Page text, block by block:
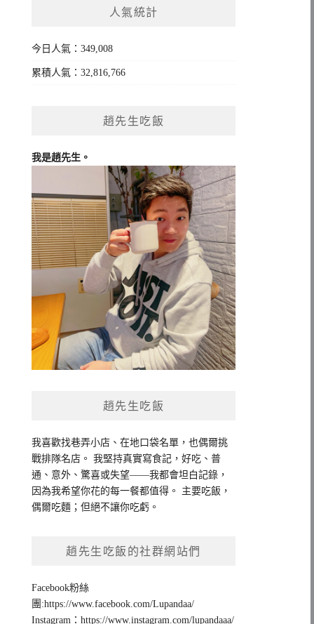
人氣統計
今日人氣：349,008
累積人氣：32,816,766
趙先生吃飯
我是趙先生。
趙先生吃飯
我喜歡找巷弄小店、在地口袋名單，也偶爾挑
戰排隊名店。 我堅持真實寫食記，好吃、普
通、意外、驚喜或失望——我都會坦白記錄，
因為我希望你花的每一餐都值得。 主要吃飯，
偶爾吃麵；但絕不讓你吃虧。
趙先生吃飯的社群網站們
Facebook粉絲
團:https://www.facebook.com/Lupandaa/
Instagram：https://www.instagram.com/lupandaaa/